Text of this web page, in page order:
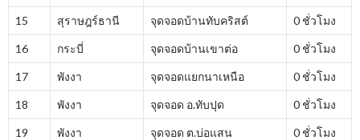
15 สุราษฎร์ธานี จุดจอดบ้านทับคริสต์ 0 ชั่วโมง
16 กระบี่ จุดจอดบ้านเขาต่อ 0 ชั่วโมง
17 พังงา จุดจอดแยกนาเหนือ 0 ชั่วโมง
18 พังงา จุดจอด อ.ทับปุด 0 ชั่วโมง
19 พังงา จุดจอด ต.บ่อแสน 0 ชั่วโมง